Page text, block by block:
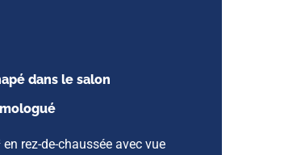
dans le salon
rez-de-chaussée avec vue